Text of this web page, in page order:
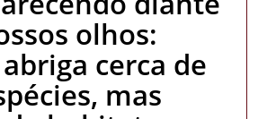
olhos:
cerca de
mas